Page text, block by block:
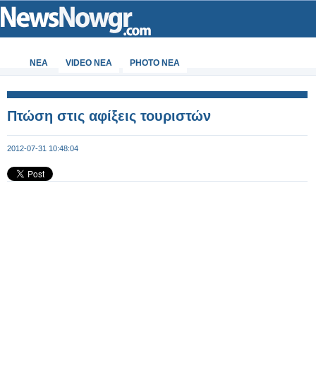
ΝΕΑ VIDEO NEA PHOTO NEA
Πτώση στις αφίξεις τουριστών
2012-07-31 10:48:04